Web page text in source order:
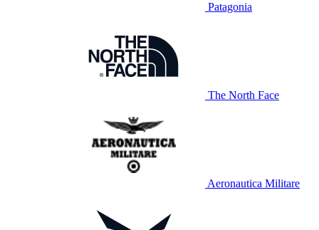
Patagonia
The North Face
Aeronautica Militare